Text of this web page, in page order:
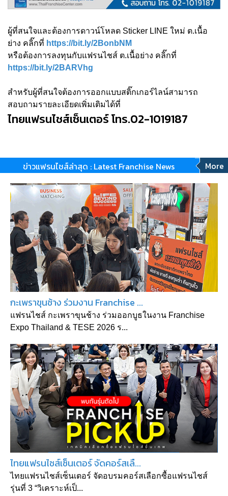
ผู้ที่สนใจและต้องการดาวน์โหลด Sticker LINE ใหม่ ต.เนื้อ
ย่าง คลิ๊กที่ https://bit.ly/2BonbNM
หรือต้องการลงทุนกับแฟรนไชส์ ต.เนื้อย่าง คลิ๊กที่
https://bit.ly/2BARVhg
สำหรับผู้ที่สนใจต้องการออกแบบสติ๊กเกอร์ไลน์สามารถ
สอบถามรายละเอียดเพิ่มเติมได้ที่
ไทยแฟรนไชส์เซ็นเตอร์ โทร.02-1019187
ข่าวแฟรนไชส์ล่าสุด : Latest Franchise News More
กะเพราขุนช้าง ร่วมงาน Franchise ...
แฟรนไชส์ กะเพราขุนช้าง ร่วมออกบูธในงาน Franchise
Expo Thailand & TESE 2026 ร...
ไทยแฟรนไชส์เซ็นเตอร์ จัดคอร์สเลื...
ไทยแฟรนไชส์เซ็นเตอร์ จัดอบรมคอร์สเลือกซื้อแฟรนไชส์
รุ่นที่ 3 “วิเคราะห์เป็...